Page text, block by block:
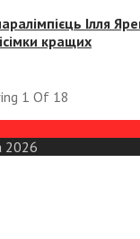
Ілля
кращих
1 Of 18
2026